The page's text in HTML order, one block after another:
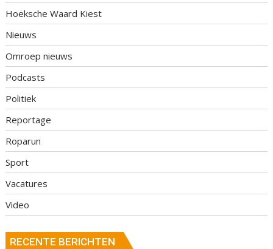
Hoeksche Waard Kiest
Nieuws
Omroep nieuws
Podcasts
Politiek
Reportage
Roparun
Sport
Vacatures
Video
RECENTE BERICHTEN